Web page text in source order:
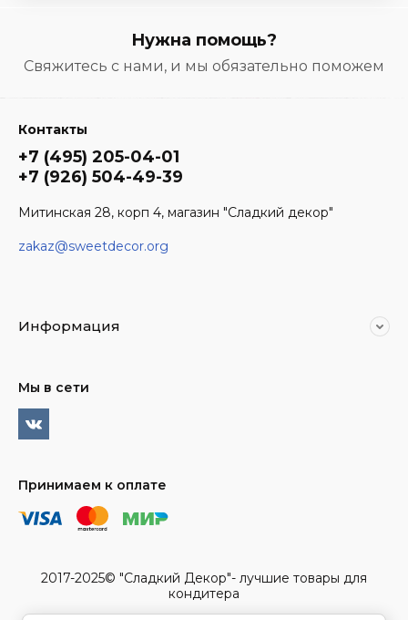
Нужна помощь?
Свяжитесь с нами, и мы обязательно поможем
Контакты
+7 (495) 205-04-01
+7 (926) 504-49-39
Митинская 28, корп 4, магазин "Сладкий декор"
zakaz@sweetdecor.org
Информация
Мы в сети
Принимаем к оплате
2017-2025© "Сладкий Декор"- лучшие товары для
кондитера